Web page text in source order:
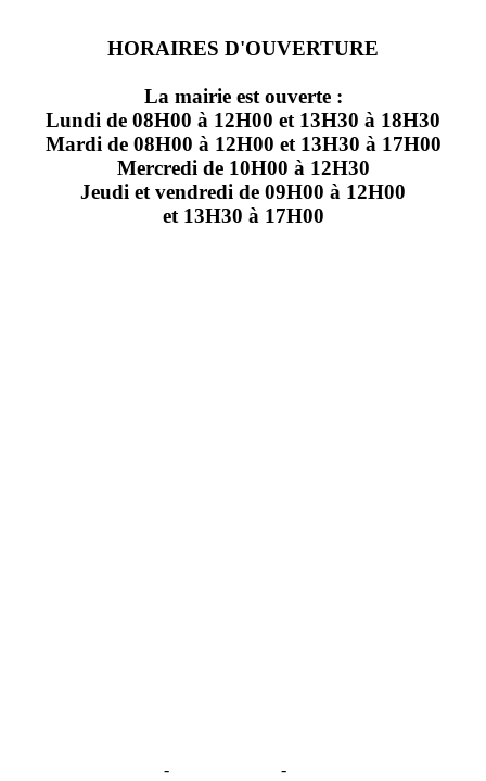
HORAIRES D'OUVERTURE
La mairie est ouverte :
Lundi de 08H00 à 12H00 et 13H30 à 18H30
Mardi de 08H00 à 12H00 et 13H30 à 17H00
Mercredi de 10H00 à 12H30
Jeudi et vendredi de 09H00 à 12H00
et 13H30 à 17H00
- -